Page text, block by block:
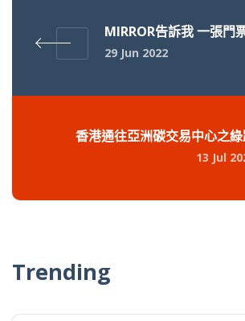
MIRROR告訴我 一張門
29 Jun 2022
香港通往亞洲碳交易中心之
13 Jul
Trending